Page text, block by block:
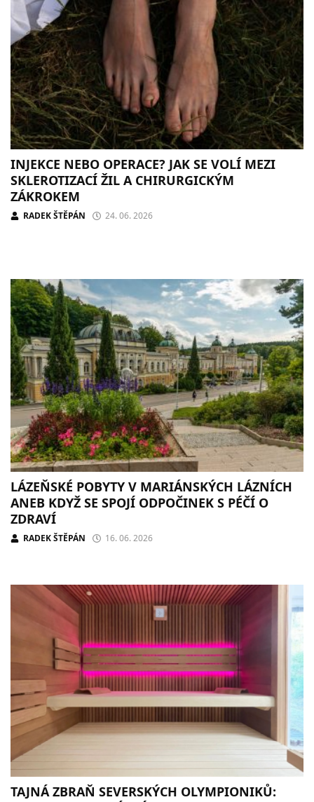
INJEKCE NEBO OPERACE? JAK SE VOLÍ MEZI
SKLEROTIZACÍ ŽIL A CHIRURGICKÝM
ZÁKROKEM
RADEK ŠTĚPÁN 24. 06. 2026
LÁZEŇSKÉ POBYTY V MARIÁNSKÝCH LÁZNÍCH
ANEB KDYŽ SE SPOJÍ ODPOČINEK S PÉČÍ O
ZDRAVÍ
RADEK ŠTĚPÁN 16. 06. 2026
TAJNÁ ZBRAŇ SEVERSKÝCH OLYMPIONIKŮ: